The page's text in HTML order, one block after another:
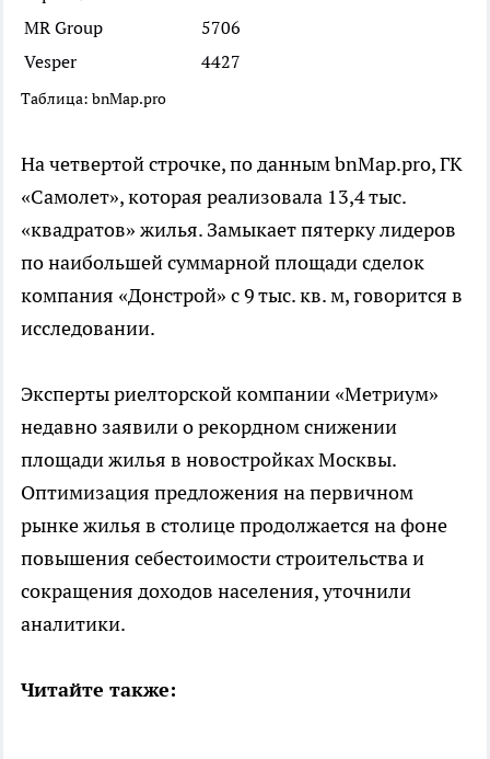
MR Group
5706
Vesper
4427
Таблица: bnMap.pro
На четвертой строчке, по данным bnMap.pro, ГК
«Самолет», которая реализовала 13,4 тыс.
«квадратов» жилья. Замыкает пятерку лидеров
по наибольшей суммарной площади сделок
компания «Донстрой» с 9 тыс. кв. м, говорится в
исследовании.
Эксперты риелторской компании «Метриум»
недавно заявили о рекордном снижении
площади жилья в новостройках Москвы.
Оптимизация предложения на первичном
рынке жилья в столице продолжается на фоне
повышения себестоимости строительства и
сокращения доходов населения, уточнили
аналитики.
Читайте также: